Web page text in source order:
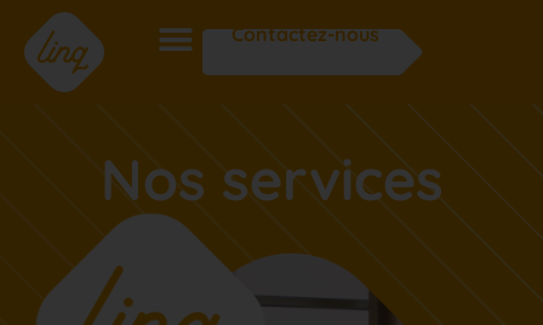
Contactez-nous
Nos services